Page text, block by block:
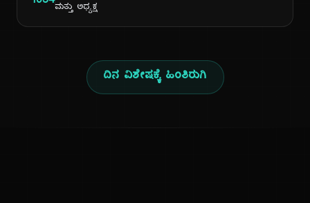
ಮತ್ತು ಅಧ್ಯಕ್ಷ
ದಿನ ವಿಶೇಷಕ್ಕೆ ಹಿಂತಿರುಗಿ